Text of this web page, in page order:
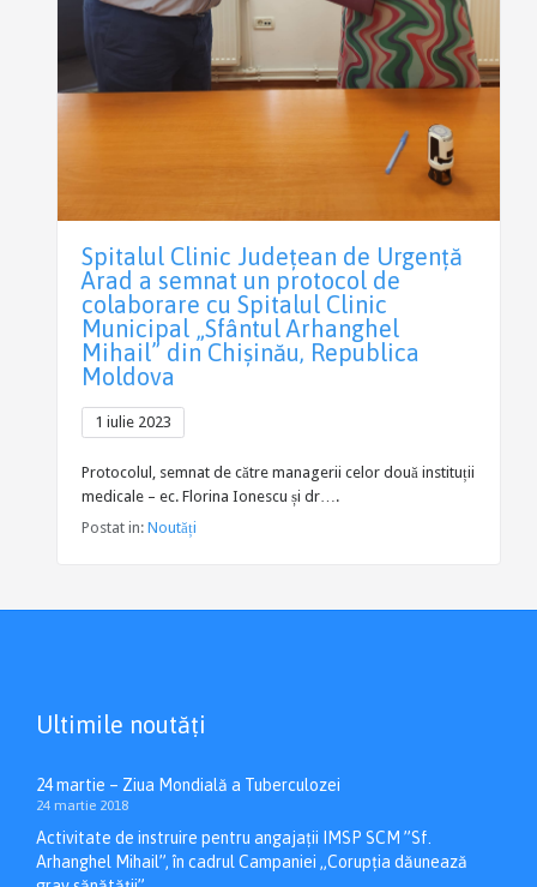
Spitalul Clinic Județean de Urgență
Arad a semnat un protocol de
colaborare cu Spitalul Clinic
Municipal „Sfântul Arhanghel
Mihail” din Chișinău, Republica
Moldova
1 iulie 2023
Protocolul, semnat de către managerii celor două instituții
medicale – ec. Florina Ionescu și dr….
Postat in: Noutăți
Ultimile noutăți
24 martie – Ziua Mondială a Tuberculozei
24 martie 2018
Activitate de instruire pentru angajații IMSP SCM ”Sf.
Arhanghel Mihail”, în cadrul Campaniei „Corupția dăunează